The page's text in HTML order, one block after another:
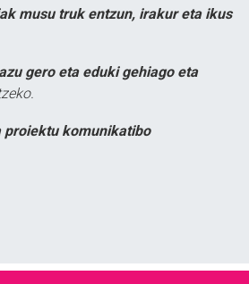
musu truk entzun, irakur eta ikus
gero eta eduki gehiago eta
proiektu komunikatibo